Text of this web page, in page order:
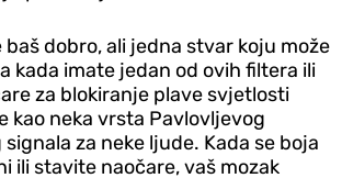
baš dobro, ali jedna stvar koju može
kada imate jedan od ovih filtera ili
za blokiranje plave svjetlosti
kao neka vrsta Pavlovljevog
za neke ljude. Kada se boja
ili stavite naočare, vaš mozak